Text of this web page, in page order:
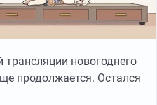
новогоднего
продолжается. Остался